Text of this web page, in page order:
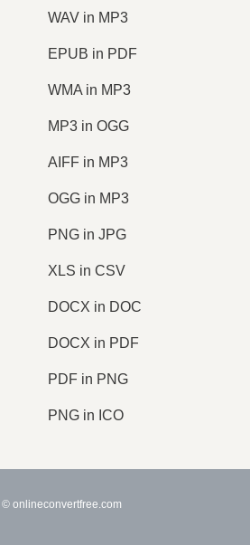
WAV in MP3
EPUB in PDF
WMA in MP3
MP3 in OGG
AIFF in MP3
OGG in MP3
PNG in JPG
XLS in CSV
DOCX in DOC
DOCX in PDF
PDF in PNG
PNG in ICO
© onlineconvertfree.com